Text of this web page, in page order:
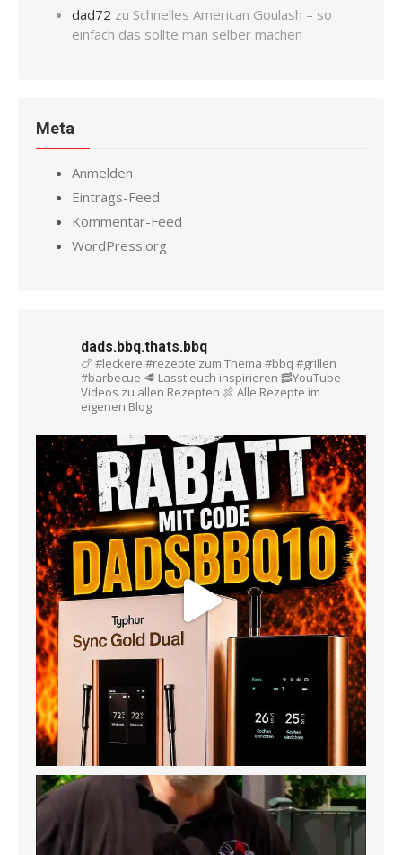
dad72 zu Schnelles American Goulash – so
einfach das sollte man selber machen
Meta
Anmelden
Eintrags-Feed
Kommentar-Feed
WordPress.org
dads.bbq.thats.bbq
🍗 #leckere #rezepte zum Thema #bbq #grillen
#barbecue 🥩 Lasst euch inspirieren 🥓YouTube
Videos zu allen Rezepten 🍖 Alle Rezepte im
eigenen Blog